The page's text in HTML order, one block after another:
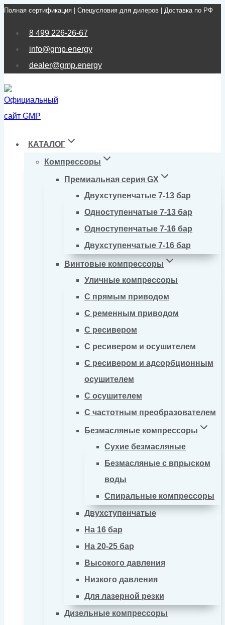
Перейти
Полная сертификация | Спецусловия для дилеров | Доставка по РФ
8 499 226-26-67
info@gmp.energy
dealer@gmp.energy
КАТАЛОГ
Компрессоры
Премиальная серия GX
Двухступенчатые 7-13 бар
Одноступенчатые 7-13 бар
Одноступенчатые 7-16 бар
Двухступенчатые 7-16 бар
Винтовые компрессоры
Уличные компрессоры
С прямым приводом
С ременным приводом
С ресивером
С ресивером и осушителем
С ресивером и адсорбционным
осушителем
С осушителем
С частотным преобразователем
Безмасляные компрессоры
Сухие безмасляные
Безмасляные с впрыском
воды
Спиральные компрессоры
Двухступенчатые
На 16 бар
На 20-25 бар
Высокого давления
Низкого давления
Для лазерной резки
Дизельные компрессоры